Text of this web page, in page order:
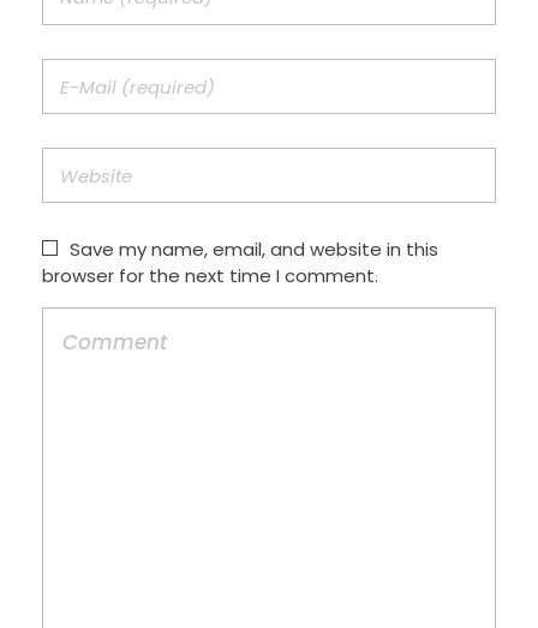
Save my name, email, and website in this
browser for the next time I comment.